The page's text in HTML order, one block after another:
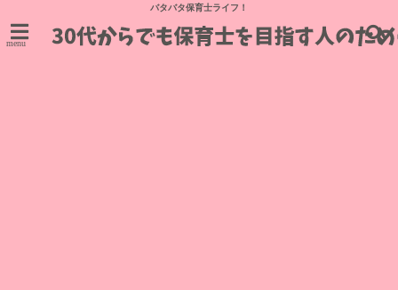
バタバタ保育士ライフ！
menu